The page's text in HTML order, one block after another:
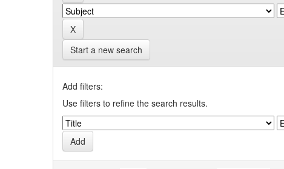
Start a new search
Add filters:
Use filters to refine the search results.